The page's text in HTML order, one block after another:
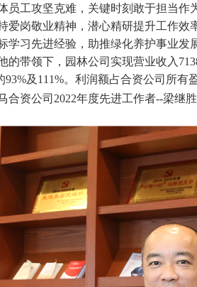
员工攻坚克难，关键时刻敢于担当作
爱岗敬业精神，潜心精研提升工作效
学习先进经验，助推绿化养护事业发
的带领下，园林公司实现营业收入
及111%。利润额占合资公司所有
合资公司 2022年度先进工作者--梁继胜